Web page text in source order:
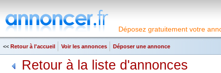
Déposez gratuitement votre
<< Retour à l'accueil Voir les annonces Déposer une annonce
Retour à la liste d'annonces